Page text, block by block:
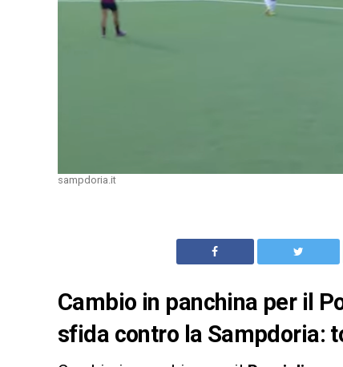
sampdoria.it
Cambio in panchina per il
sfida contro la Sampdoria: